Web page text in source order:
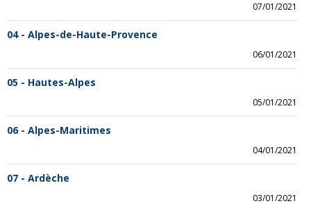
07/01/2021
04 - Alpes-de-Haute-Provence
06/01/2021
05 - Hautes-Alpes
05/01/2021
06 - Alpes-Maritimes
04/01/2021
07 - Ardèche
03/01/2021